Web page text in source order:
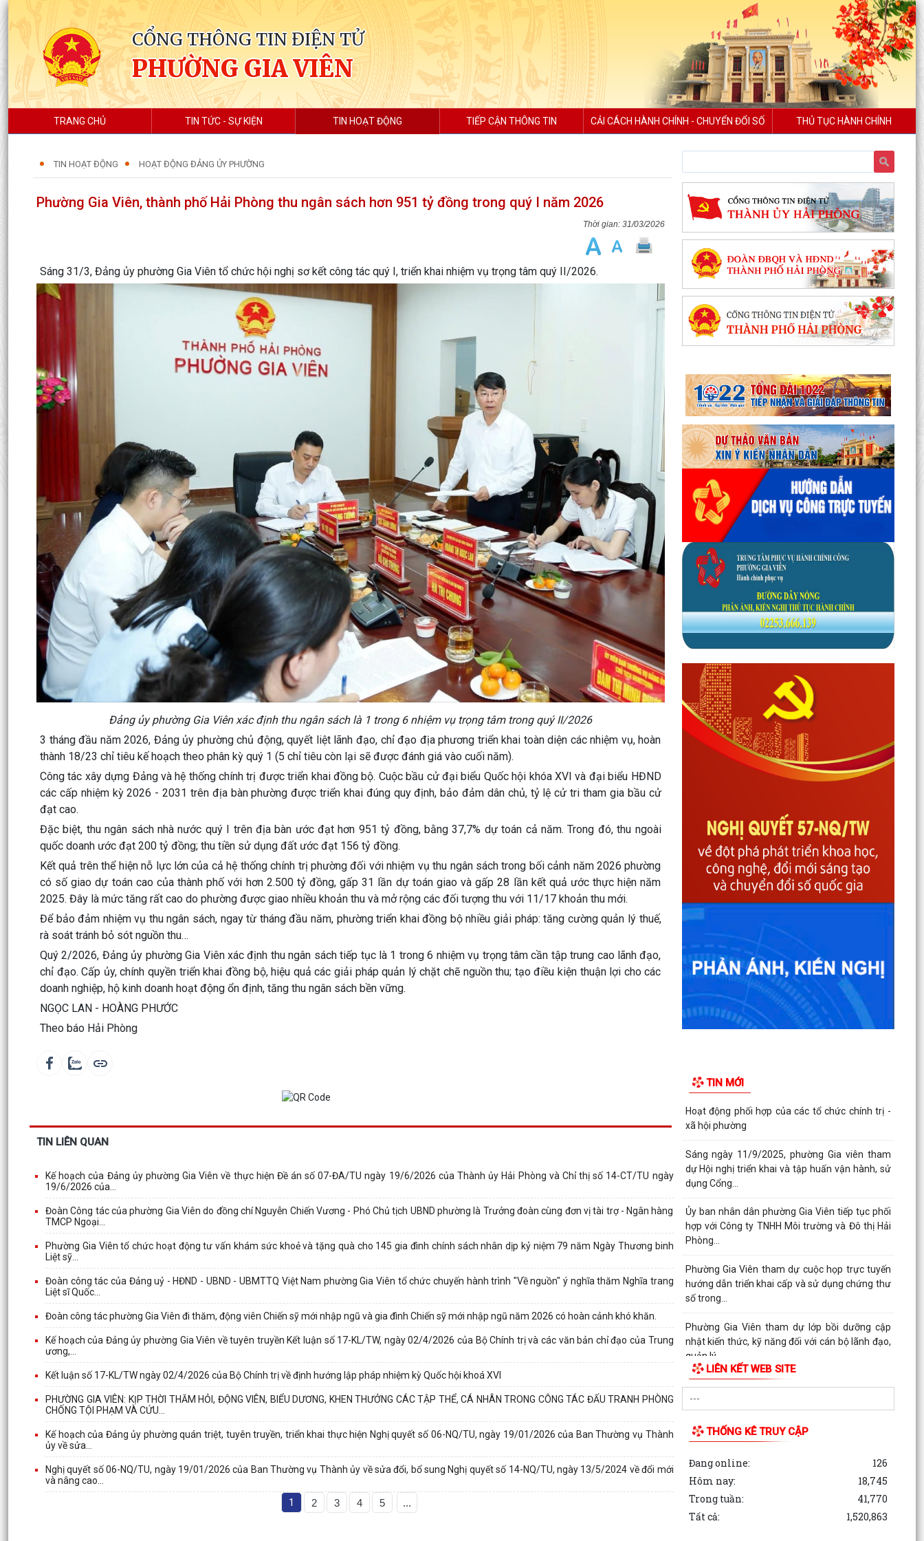
CỔNG THÔNG TIN ĐIỆN TỬ
PHƯỜNG GIA VIÊN
TRANG CHỦ TIN TỨC - SỰ KIỆN TIN HOẠT ĐỘNG TIẾP CẬN THÔNG TIN CẢI CÁCH HÀNH CHÍNH - CHUYỂN ĐỔI SỐ THỦ TỤC HÀNH CHÍNH
TIN HOẠT ĐỘNG HOẠT ĐỘNG ĐẢNG ỦY PHƯỜNG
Phường Gia Viên, thành phố Hải Phòng thu ngân sách hơn 951 tỷ đồng trong quý I năm 2026
31/03/2026
Sáng 31/3, Đảng ủy phường Gia Viên tổ chức hội nghị sơ kết công tác quý I, triển khai nhiệm vụ trọng tâm quý II/2026.
Đảng ủy phường Gia Viên xác định thu ngân sách là 1 trong 6 nhiệm vụ trọng tâm trong quý II/2026
3 tháng đầu năm 2026, Đảng ủy phường chủ động, quyết liệt lãnh đạo, chỉ đạo địa phương triển khai toàn diện các nhiệm vụ, hoàn
thành 18/23 chỉ tiêu kế hoạch theo phân kỳ quý 1 (5 chỉ tiêu còn lại sẽ được đánh giá vào cuối năm).
Công tác xây dựng Đảng và hệ thống chính trị được triển khai đồng bộ. Cuộc bầu cử đại biểu Quốc hội khóa XVI và đại biểu HĐND
các cấp nhiệm kỳ 2026 - 2031 trên địa bàn phường được triển khai đúng quy định, bảo đảm dân chủ, tỷ lệ cử tri tham gia bầu cử
đạt cao.
Đặc biệt, thu ngân sách nhà nước quý I trên địa bàn ước đạt hơn 951 tỷ đồng, bằng 37,7% dự toán cả năm. Trong đó, thu ngoài
quốc doanh ước đạt 200 tỷ đồng; thu tiền sử dụng đất ước đạt 156 tỷ đồng.
Kết quả trên thể hiện nỗ lực lớn của cả hệ thống chính trị phường đối với nhiệm vụ thu ngân sách trong bối cảnh năm 2026 phường
có số giao dự toán cao của thành phố với hơn 2.500 tỷ đồng, gấp 31 lần dự toán giao và gấp 28 lần kết quả ước thực hiện năm
2025. Đây là mức tăng rất cao do phường được giao nhiều khoản thu và mở rộng các đối tượng thu với 11/17 khoản thu mới.
Để bảo đảm nhiệm vụ thu ngân sách, ngay từ tháng đầu năm, phường triển khai đồng bộ nhiều giải pháp: tăng cường quản lý thuế,
rà soát tránh bỏ sót nguồn thu…
Quý 2/2026, Đảng ủy phường Gia Viên xác định thu ngân sách tiếp tục là 1 trong 6 nhiệm vụ trọng tâm cần tập trung cao lãnh đạo,
chỉ đạo. Cấp ủy, chính quyền triển khai đồng bộ, hiệu quả các giải pháp quản lý chặt chẽ nguồn thu; tạo điều kiện thuận lợi cho các
doanh nghiệp, hộ kinh doanh hoạt động ổn định, tăng thu ngân sách bền vững.
NGỌC LAN - HOÀNG PHƯỚC
Theo báo Hải Phòng
TIN LIÊN QUAN
Kế hoạch của Đảng ủy phường Gia Viên về thực hiện Đề án số 07-ĐA/TU ngày 19/6/2026 của Thành ủy Hải Phòng và Chỉ thị số 14-CT/TU ngày
19/6/2026 của...
Đoàn Công tác của phường Gia Viên do đồng chí Nguyễn Chiến Vương - Phó Chủ tịch UBND phường là Trưởng đoàn cùng đơn vị tài trợ - Ngân hàng
TMCP Ngoại...
Phường Gia Viên tổ chức hoạt động tư vấn khám sức khoẻ và tặng quà cho 145 gia đình chính sách nhân dịp kỷ niệm 79 năm Ngày Thương binh
Liệt sỹ...
Đoàn công tác của Đảng uỷ - HĐND - UBND - UBMTTQ Việt Nam phường Gia Viên tổ chức chuyến hành trình "Về nguồn" ý nghĩa thăm Nghĩa trang
Liệt sĩ Quốc...
Đoàn công tác phường Gia Viên đi thăm, động viên Chiến sỹ mới nhập ngũ và gia đình Chiến sỹ mới nhập ngũ năm 2026 có hoàn cảnh khó khăn.
Kế hoạch của Đảng ủy phường Gia Viên về tuyên truyền Kết luận số 17-KL/TW, ngày 02/4/2026 của Bộ Chính trị và các văn bản chỉ đạo của Trung
ương,...
Kết luận số 17-KL/TW ngày 02/4/2026 của Bộ Chính trị về định hướng lập pháp nhiệm kỳ Quốc hội khoá XVI
PHƯỜNG GIA VIÊN: KỊP THỜI THĂM HỎI, ĐỘNG VIÊN, BIỂU DƯƠNG, KHEN THƯỞNG CÁC TẬP THỂ, CÁ NHÂN TRONG CÔNG TÁC ĐẤU TRANH PHÒNG
CHỐNG TỘI PHẠM VÀ CỨU...
Kế hoạch của Đảng ủy phường quán triệt, tuyên truyền, triển khai thực hiện Nghị quyết số 06-NQ/TU, ngày 19/01/2026 của Ban Thường vụ Thành
ủy về sửa...
Nghị quyết số 06-NQ/TU, ngày 19/01/2026 của Ban Thường vụ Thành ủy về sửa đổi, bổ sung Nghị quyết số 14-NQ/TU, ngày 13/5/2024 về đổi mới
và nâng cao...
1 2 3 4 5 ...
TIN MỚI
Phường Gia Viên tổ chức Hội nghị Bốc thăm di
chuyển các hộ dân tại 48 chung cư cũ Đồng
Phường Gia Viên dự trực tuyến Phiên họp thứ tư
học,...
Phường Gia Viên dự Hội nghị trực tuyến triển
khai thực hiện công tác tuyển chọn và gọi công
dân...
Phường Gia Viên tổ chức đồng loạt ra quân tổng
dọn vệ sinh môi trường tại 73/73 tổ dân phố
Phường Gia Viên tham dự Hội nghị trực tuyến
phổ biến Luật Lưu trữ năm 2024 và các văn bản
quy định...
UBND phường Gia Viên tiếp và làm việc với Đoàn
giám sát của Thường trực HĐND phường về
công tác...
Phường Gia Viên tổ chức Họp triển khai thực
hiện chiến dịch làm giàu, làm sạch cơ sở dữ...
Đảng ủy phường Gia Viên tổ chức tiếp sóng Hội
nghị trực tuyến toàn quốc quán triệt và triển
hội số:...
Hoạt động phối hợp của các tổ chức chính trị -
xã hội phường
Sáng ngày 11/9/2025, phường Gia viên tham
dự Hội nghị triển khai và tập huấn vận hành, sử
dụng Cổng...
Ủy ban nhân dân phường Gia Viên tiếp tục phối
hợp với Công ty TNHH Môi trường và Đô thị Hải
Phòng...
Phường Gia Viên tham dự cuộc họp trực tuyến
hướng dẫn triển khai cấp và sử dụng chứng thư
số trong...
Phường Gia Viên tham dự lớp bồi dưỡng cập
nhật kiến thức, kỹ năng đối với cán bộ lãnh đạo,
quản lý...
Kỳ họp thứ 3 HĐND phường Gia Viên khóa IX,
nhiệm kỳ 2021-2026
Phường Gia Viên tham dự Hội nghị trực tuyến
tổng kết năm học 2024 - 2025, triển khai nhiệm
Ủy ban nhân dân phường Gia Viên tổ chức cuộc
họp nghe báo cáo công tác chuẩn bị năm học
mới...
LIÊN KẾT WEB SITE
THỐNG KÊ TRUY CẬP
Đang online:
126
Hôm nay:
18,745
Trong tuần:
41,770
Tất cả:
1,520,863